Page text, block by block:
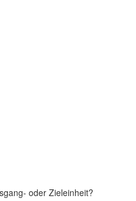
oder Zieleinheit?